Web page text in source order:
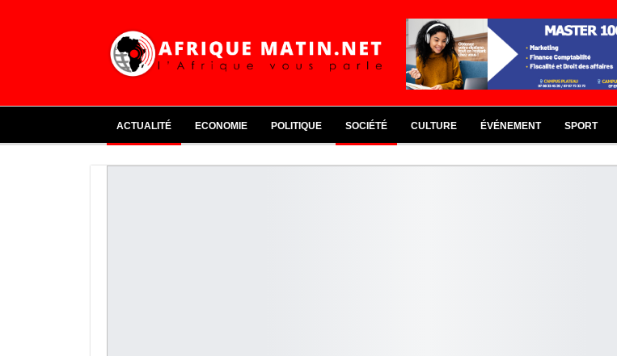
ACTUALITÉ ECONOMIE POLITIQUE SOCIÉTÉ CULTURE ÉVÉNEMENT SPORT